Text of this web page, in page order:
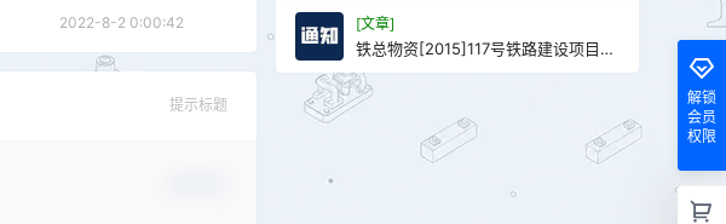
2022-8-2 0:00:42
提示标题
[文章]
铁总物资[2015]117号铁路建设项目甲
供物资目录的通知免费下载
解锁
会员
权限